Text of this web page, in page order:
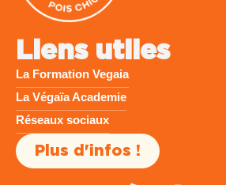
Liens utiles
La Formation Vegaia
La Végaïa Academie
Réseaux sociaux
Plus d'infos !